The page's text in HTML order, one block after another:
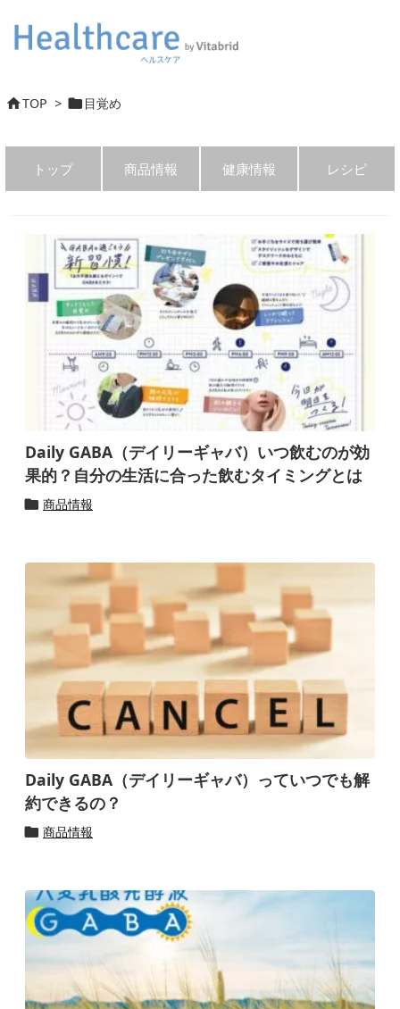
TOP >  目覚め
トップ 商品情報 健康情報 レシピ
Daily GABA（デイリーギャバ）いつ飲むのが効
果的？自分の生活に合った飲むタイミングとは
 商品情報
Daily GABA（デイリーギャバ）っていつでも解
約できるの？
 商品情報